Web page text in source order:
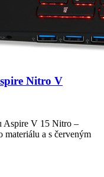
Nitro V
Aspire V 15 Nitro –
materiálu a s červeným